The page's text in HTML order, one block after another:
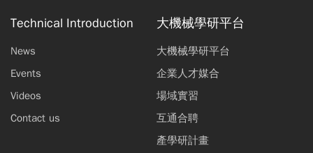
Technical Introduction
News
Events
Videos
Contact us
大機械學研平台
大機械學研平台
企業人才媒合
場域實習
互通合聘
產學研計畫